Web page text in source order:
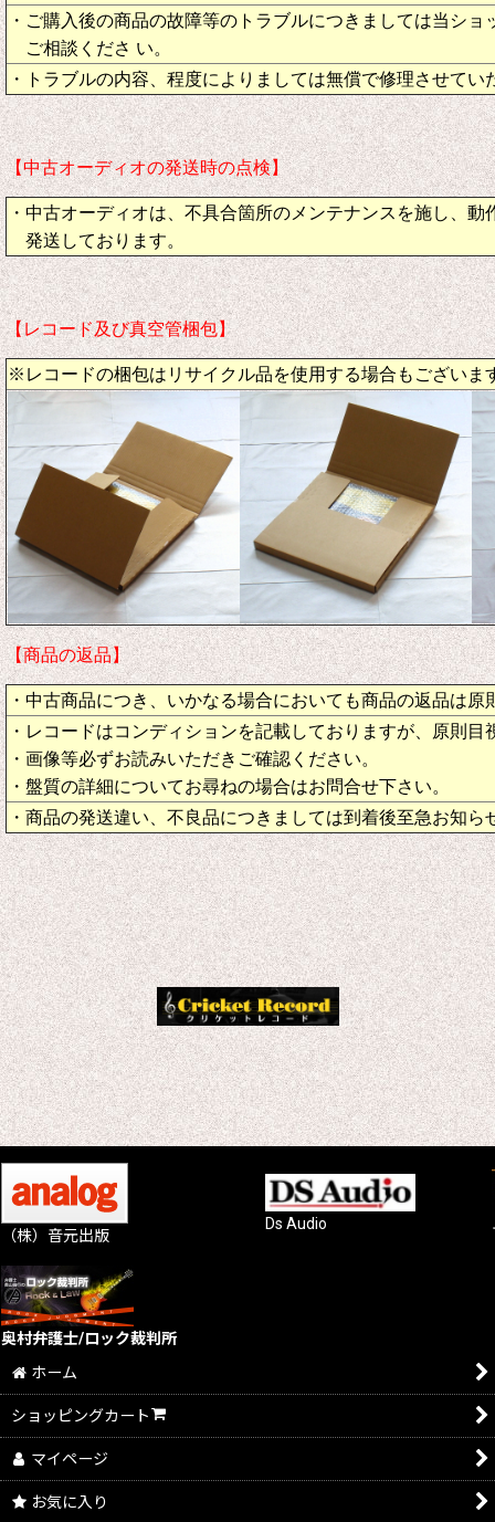
・ご購入後の商品の故障等のトラブルにつきましては当ショ
ご相談くださ い。
・トラブルの内容、程度によりましては無償で修理させてい
【中古オーディオの発送時の点検】
・中古オーディオは、不具合箇所のメンテナンスを施し、動
発送しております。
【レコード及び真空管梱包】
※レコードの梱包はリサイクル品を使用する場合もございま
【商品の返品】
・中古商品につき、いかなる場合においても商品の返品は原
・レコードはコンディションを記載しておりますが、原則目
・画像等必ずお読みいただきご確認ください。
・盤質の詳細についてお尋ねの場合はお問合せ下さい。
・商品の発送違い、不良品につきましては到着後至急お知ら
（株）音元出版
Ds Audio
奥村弁護士/ロック裁判所
ホーム
ショッピングカート
マイページ
お気に入り